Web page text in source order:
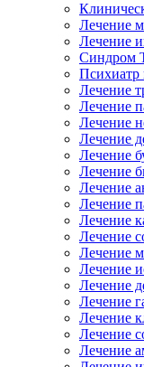
Лечение
Лечение
Синдром
Психиатр
Лечение
Лечение
Лечение
Лечение
Лечение
Лечение
Лечение
Лечение
Лечение
Лечение
Лечение
Лечение
Лечение
Лечение
Лечение
Лечение
Лечение